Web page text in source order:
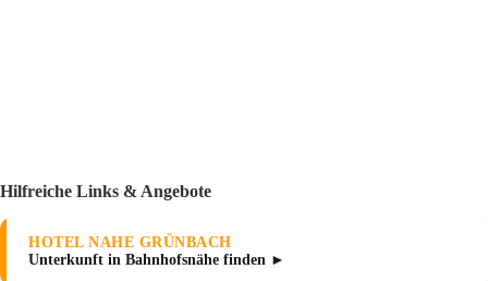
Hilfreiche Links & Angebote
HOTEL NAHE GRÜNBACH
Unterkunft in Bahnhofsnähe finden ►